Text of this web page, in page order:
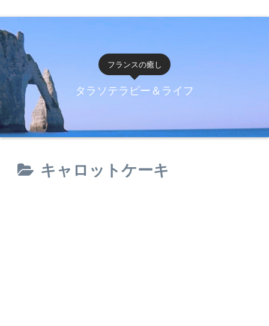
フランスの癒し
タラソテラピー＆ライフ
キャロットケーキ